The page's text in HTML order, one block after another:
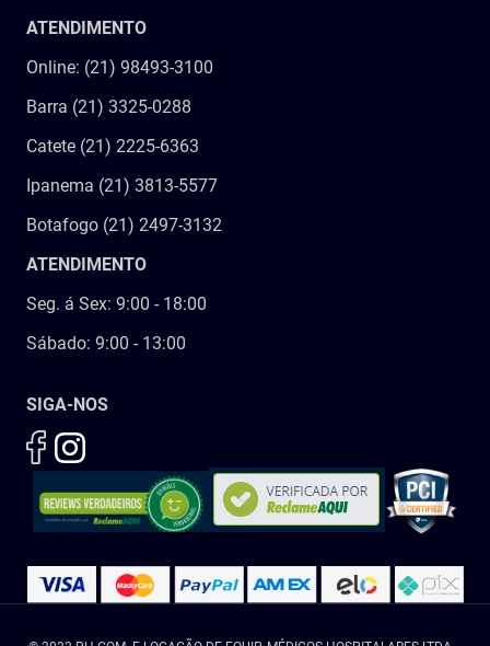
ATENDIMENTO
Online: (21) 98493-3100
Barra (21) 3325-0288
Catete (21) 2225-6363
Ipanema (21) 3813-5577
Botafogo (21) 2497-3132
ATENDIMENTO
Seg. á Sex: 9:00 - 18:00
Sábado: 9:00 - 13:00
SIGA-NOS